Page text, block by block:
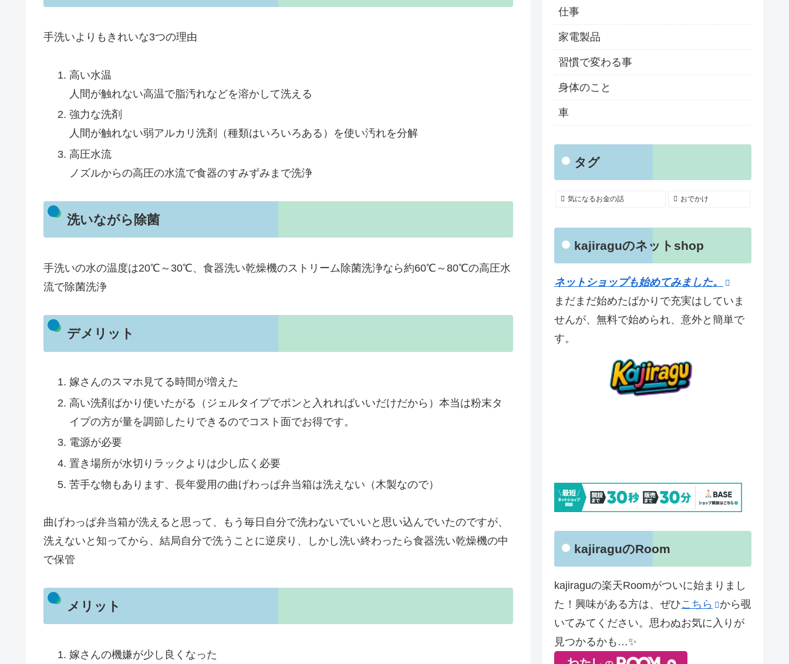
手洗いよりもきれいな3つの理由
高い水温
人間が触れない高温で脂汚れなどを溶かして洗える
強力な洗剤
人間が触れない弱アルカリ洗剤（種類はいろいろある）を使い汚れを分解
高圧水流
ノズルからの高圧の水流で食器のすみずみまで洗浄
洗いながら除菌
手洗いの水の温度は20℃～30℃、食器洗い乾燥機のストリーム除菌洗浄なら約60℃～80℃の高圧水
流で除菌洗浄
デメリット
嫁さんのスマホ見てる時間が増えた
高い洗剤ばかり使いたがる（ジェルタイプでポンと入れればいいだけだから）本当は粉末タ
イプの方が量を調節したりできるのでコスト面でお得です。
電源が必要
置き場所が水切りラックよりは少し広く必要
苦手な物もあります、長年愛用の曲げわっぱ弁当箱は洗えない（木製なので）
曲げわっぱ弁当箱が洗えると思って、もう毎日自分で洗わないでいいと思い込んでいたのですが、
洗えないと知ってから、結局自分で洗うことに逆戻り、しかし洗い終わったら食器洗い乾燥機の中
で保管
メリット
嫁さんの機嫌が少し良くなった
仕事
家電製品
習慣で変わる事
身体のこと
車
タグ
気になるお金の話 おでかけ
kajiraguのネットshop
ネットショップも始めてみました。
まだまだ始めたばかりで充実はしていま
せんが、無料で始められ、意外と簡単で
す。
kajiraguのRoom
kajiraguの楽天Roomがついに始まりまし
た！興味がある方は、ぜひこちら
から覗
いてみてください。思わぬお気に入りが
見つかるかも…✨